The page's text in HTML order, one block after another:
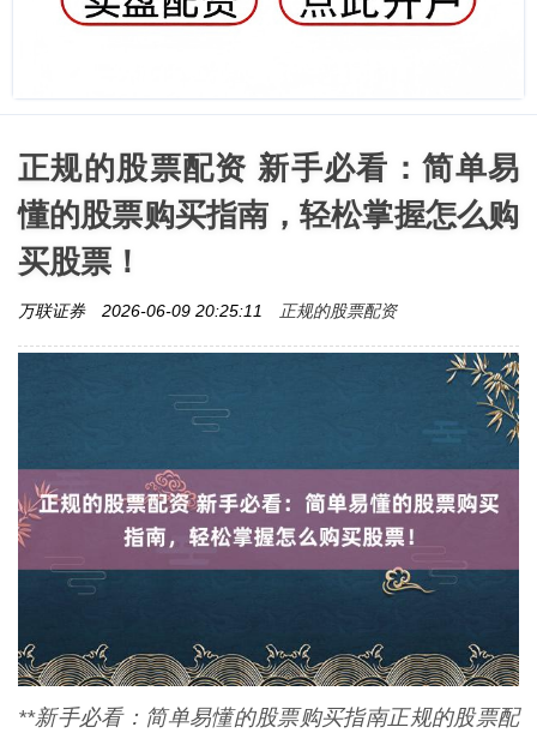
正规的股票配资 新手必看：简单易
懂的股票购买指南，轻松掌握怎么购
买股票！
万联证券 2026-06-09 20:25:11 正规的股票配资
**新手必看：简单易懂的股票购买指南正规的股票配